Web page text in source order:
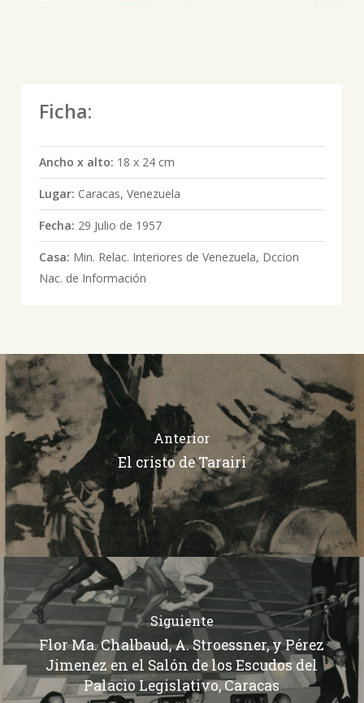
Ficha:
Ancho x alto: 18 x 24 cm
Lugar: Caracas, Venezuela
Fecha: 29 Julio de 1957
Casa: Min. Relac. Interiores de Venezuela, Dccion
Nac. de Información
Anterior
El cristo de Tarairi
Siguiente
Flor Ma. Chalbaud, A. Stroessner, y Pérez
Jimenez en el Salón de los Escudos del
Palacio Legislativo, Caracas